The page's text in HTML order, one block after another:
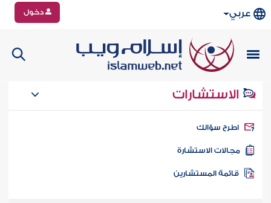
عربي دخول
الاستشارات
سؤالك
الاستشارة